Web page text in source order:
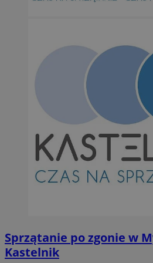
Sprzątanie po zgonie w
Kastelnik
INGRESSCOOKIE